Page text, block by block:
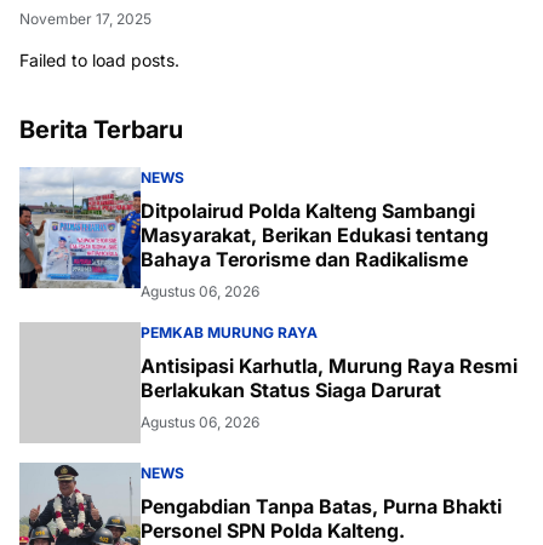
November 17, 2025
Failed to load posts.
Berita Terbaru
NEWS
Ditpolairud Polda Kalteng Sambangi
Masyarakat, Berikan Edukasi tentang
Bahaya Terorisme dan Radikalisme
Agustus 06, 2026
PEMKAB MURUNG RAYA
Antisipasi Karhutla, Murung Raya Resmi
Berlakukan Status Siaga Darurat
Agustus 06, 2026
NEWS
Pengabdian Tanpa Batas, Purna Bhakti
Personel SPN Polda Kalteng.